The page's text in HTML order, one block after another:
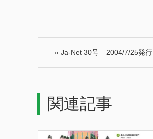
«Ja-Net 30号 2004/7/25発行
関連記事